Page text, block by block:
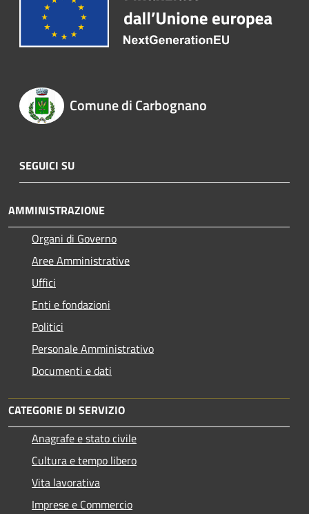
Comune di Carbognano
SEGUICI SU
AMMINISTRAZIONE
Organi di Governo
Aree Amministrative
Uffici
Enti e fondazioni
Politici
Personale Amministrativo
Documenti e dati
CATEGORIE DI SERVIZIO
Anagrafe e stato civile
Cultura e tempo libero
Vita lavorativa
Imprese e Commercio